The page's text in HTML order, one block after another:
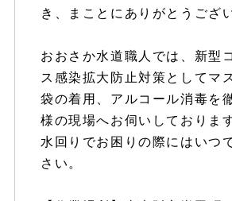
き、まことにありがとうござ
おおさか水道職人では、新型
ス感染拡大防止対策としてマ
袋の着用、アルコール消毒を
様の現場へお伺いしておりま
水回りでお困りの際にはいつ
さい。